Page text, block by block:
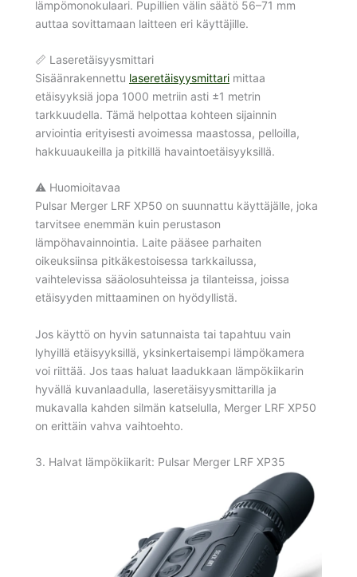
lämpömonokulaari. Pupillien välin säätö 56–71 mm
auttaa sovittamaan laitteen eri käyttäjille.
📏 Laseretäisyysmittari
Sisäänrakennettu laseretäisyysmittari mittaa
etäisyyksiä jopa 1000 metriin asti ±1 metrin
tarkkuudella. Tämä helpottaa kohteen sijainnin
arviointia erityisesti avoimessa maastossa, pelloilla,
hakkuuaukeilla ja pitkillä havaintoetäisyyksillä.
⚠️ Huomioitavaa
Pulsar Merger LRF XP50 on suunnattu käyttäjälle, joka
tarvitsee enemmän kuin perustason
lämpöhavainnointia. Laite pääsee parhaiten
oikeuksiinsa pitkäkestoisessa tarkkailussa,
vaihtelevissa sääolosuhteissa ja tilanteissa, joissa
etäisyyden mittaaminen on hyödyllistä.
Jos käyttö on hyvin satunnaista tai tapahtuu vain
lyhyillä etäisyyksillä, yksinkertaisempi lämpökamera
voi riittää. Jos taas haluat laadukkaan lämpökiikarin
hyvällä kuvanlaadulla, laseretäisyysmittarilla ja
mukavalla kahden silmän katselulla, Merger LRF XP50
on erittäin vahva vaihtoehto.
3. Halvat lämpökiikarit: Pulsar Merger LRF XP35